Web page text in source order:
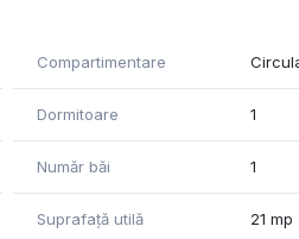
de spălat rufe și
Compartimentare
Dormitoare 1
Număr băi 1
Suprafață utilă 21 mp